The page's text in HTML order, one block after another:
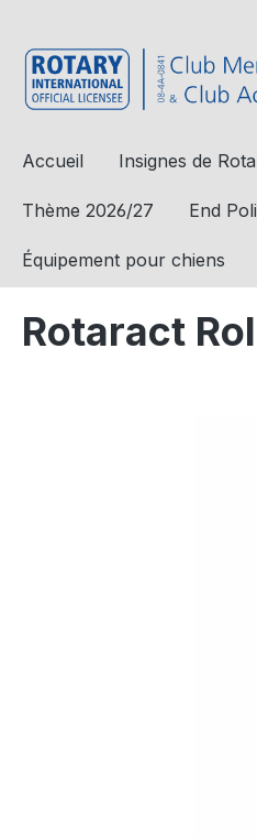
Accueil Insignes de
Thème 2026/27 End
Équipement pour chiens
Rotaract